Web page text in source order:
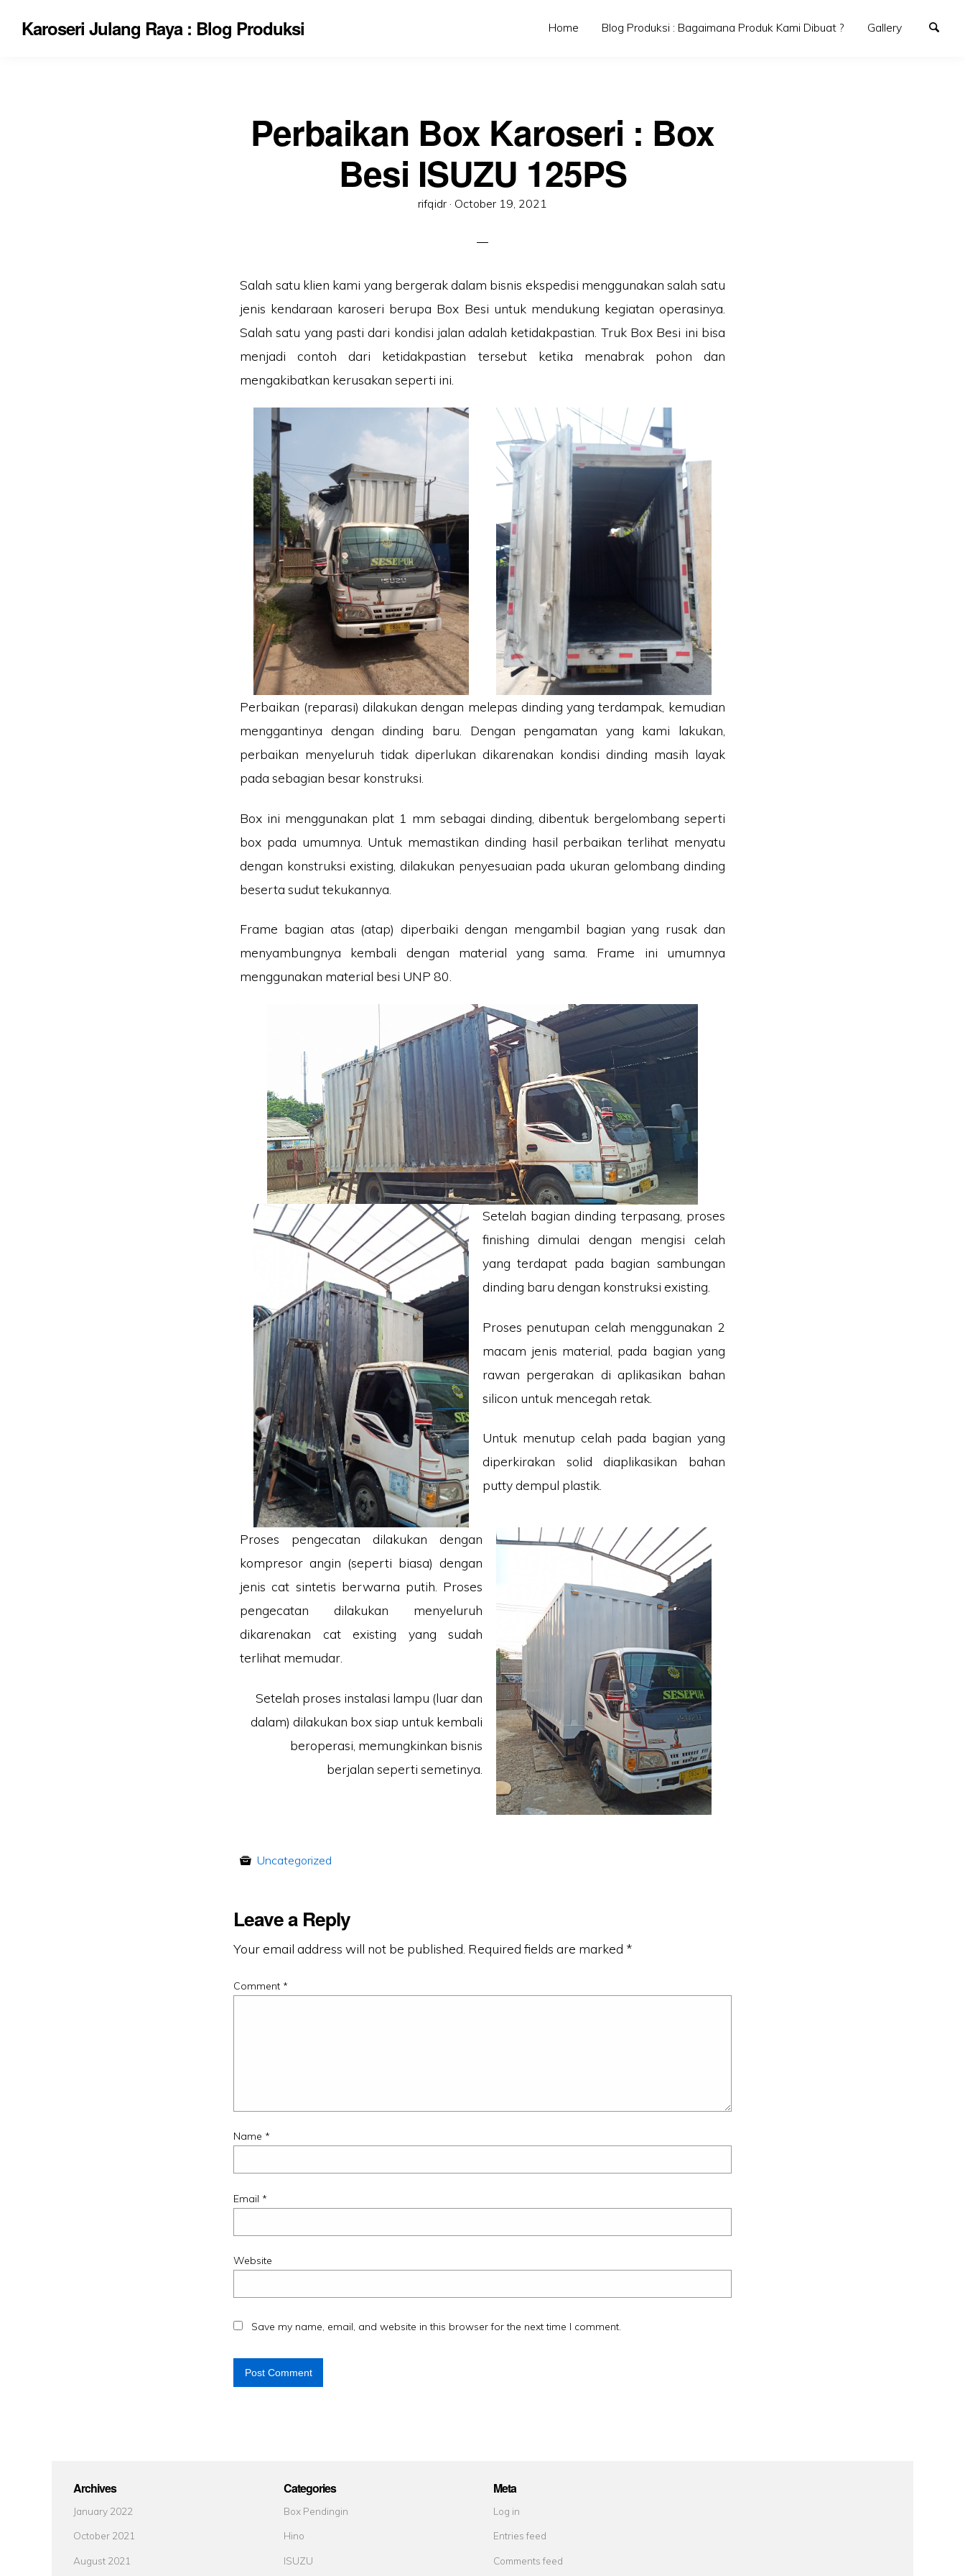
Karoseri Julang Raya : Blog Produksi Home Blog Produksi : Bagaimana Produk Kami Dibuat ? Gallery
Perbaikan Box Karoseri : Box
Besi ISUZU 125PS
rifqidr · Posted
October 19, 2021
Salah satu klien kami yang bergerak dalam bisnis ekspedisi menggunakan salah satu
jenis kendaraan karoseri berupa Box Besi untuk mendukung kegiatan operasinya.
Salah satu yang pasti dari kondisi jalan adalah ketidakpastian. Truk Box Besi ini bisa
menjadi contoh dari ketidakpastian tersebut ketika menabrak pohon dan
mengakibatkan kerusakan seperti ini.
Perbaikan (reparasi) dilakukan dengan melepas dinding yang terdampak, kemudian
menggantinya dengan dinding baru. Dengan pengamatan yang kami lakukan,
perbaikan menyeluruh tidak diperlukan dikarenakan kondisi dinding masih layak
pada sebagian besar konstruksi.
Box ini menggunakan plat 1 mm sebagai dinding, dibentuk bergelombang seperti
box pada umumnya. Untuk memastikan dinding hasil perbaikan terlihat menyatu
dengan konstruksi existing, dilakukan penyesuaian pada ukuran gelombang dinding
beserta sudut tekukannya.
Frame bagian atas (atap) diperbaiki dengan mengambil bagian yang rusak dan
menyambungnya kembali dengan material yang sama. Frame ini umumnya
menggunakan material besi UNP 80.
Setelah bagian dinding terpasang, proses
finishing dimulai dengan mengisi celah
yang terdapat pada bagian sambungan
dinding baru dengan konstruksi existing.
Proses penutupan celah menggunakan 2
macam jenis material, pada bagian yang
rawan pergerakan di aplikasikan bahan
silicon untuk mencegah retak.
Untuk menutup celah pada bagian yang
diperkirakan solid diaplikasikan bahan
putty dempul plastik.
Proses pengecatan dilakukan dengan
kompresor angin (seperti biasa) dengan
jenis cat sintetis berwarna putih. Proses
pengecatan dilakukan menyeluruh
dikarenakan cat existing yang sudah
terlihat memudar.
Setelah proses instalasi lampu (luar dan
dalam) dilakukan box siap untuk kembali
beroperasi, memungkinkan bisnis
berjalan seperti semetinya.
Uncategorized
Leave a Reply
Your email address will not be published. Required fields are marked *
Comment *
Name *
Email *
Website
Save my name, email, and website in this browser for the next time I comment.
Archives
January 2022
October 2021
August 2021
Categories
Box Pendingin
Hino
ISUZU
Meta
Log in
Entries feed
Comments feed